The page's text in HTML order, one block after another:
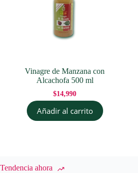
Vinagre de Manzana con
Alcachofa 500 ml
$14,990
Añadir al carrito
Tendencia ahora